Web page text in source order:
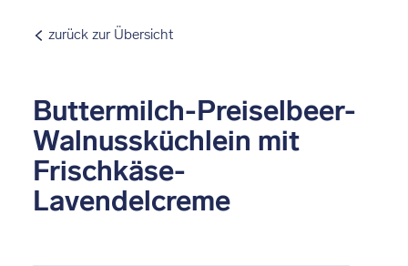
zurück zur Übersicht
Buttermilch-Preiselbeer-
Walnussküchlein mit
Frischkäse-
Lavendelcreme